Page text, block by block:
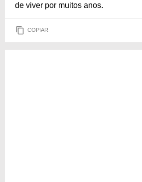
de viver por muitos anos.
COPIAR